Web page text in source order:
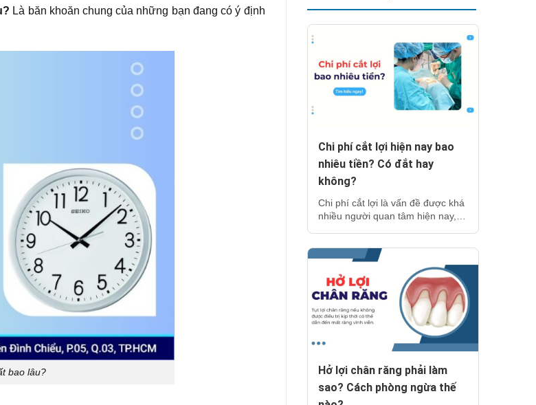
Là băn khoăn chung của những bạn đang có ý định
bao lâu?
Chi phí cắt lợi hiện nay bao
nhiêu tiền? Có đắt hay
không?
Chi phí cắt lợi là vấn đề được khá
nhiều người quan tâm hiện nay,…
Hở lợi chân răng phải làm
sao? Cách phòng ngừa thế